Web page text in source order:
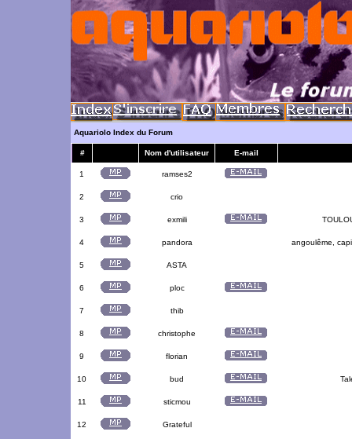
Aquariolo Index du Forum
# Nom d'utilisateur E-mail
1 ramses2
2 crio
3 exmili
4 pandora angoulême,
5 ASTA
6 ploc
7 thib
8 christophe
9 florian
10 bud
11 sticmou
12 Grateful